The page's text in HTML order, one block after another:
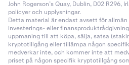
John Rogerson’s Quay, Dublin, D02 R296,
policyer och upplysningar.
Detta material är endast avsett för
investerings- eller
uppmaning till att köpa, sälja, satsa
kryptotillgång eller tillämpa någon
medverkar inte, och kommer inte att
priset på någon specifik kryptotillgång